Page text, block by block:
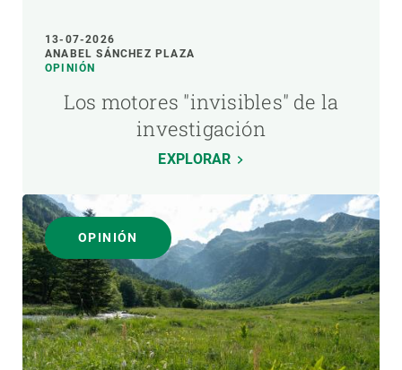
13-07-2026
ANABEL SÁNCHEZ PLAZA
OPINIÓN
Los motores "invisibles" de la
investigación
EXPLORAR
OPINIÓN